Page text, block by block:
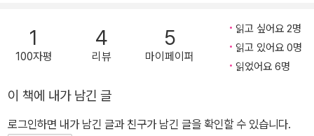
현대문학」 「한국문학상수상·한국문인협회」 「제1회 춘원문학상수상·
동서문화사」
1
100자평
4
리뷰
5
마이페이퍼
읽고 싶어요 2명
읽고 있어요 0명
읽었어요 6명
이 책에 내가 남긴 글
로그인하면 내가 남긴 글과 친구가 남긴 글을 확인할 수 있습니다.